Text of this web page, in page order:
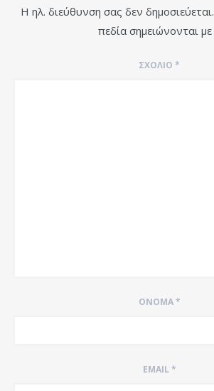
Η ηλ. διεύθυνση σας δεν δημοσιεύεται.
πεδία σημειώνονται με
ΣΧΌΛΙΟ *
ΌΝΟΜΑ*
EMAIL*